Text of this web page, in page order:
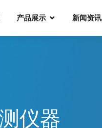
产品展示 新闻资讯
仪器